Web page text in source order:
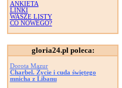
ANKIETA
LINKI
WASZE LISTY
CO NOWEGO?
gloria24.pl poleca:
Dorota Mazur
Charbel. Życie i cuda świętego
mnicha z Libanu